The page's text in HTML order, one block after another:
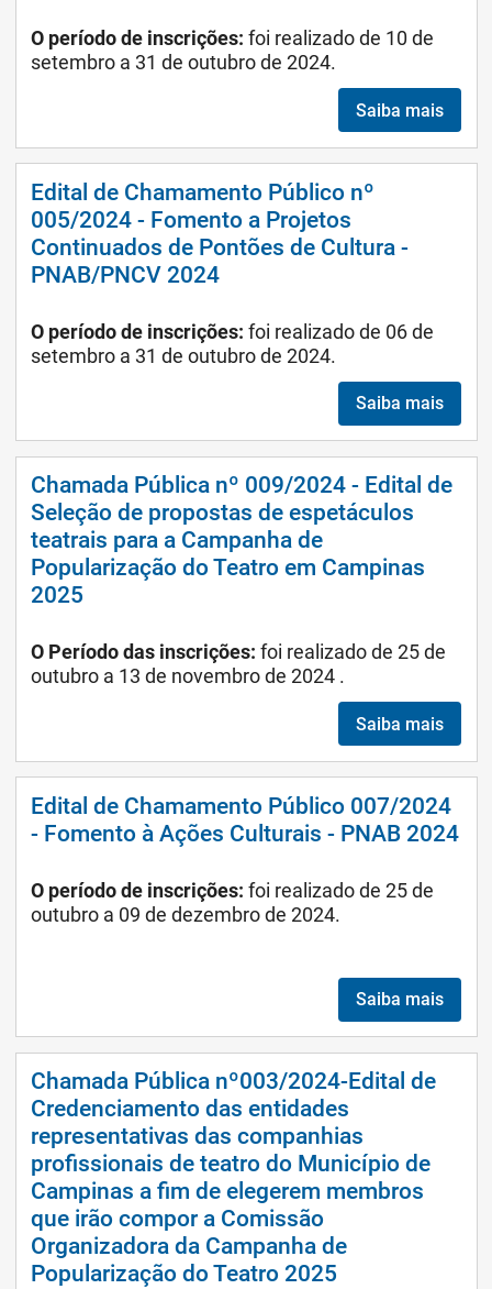
O período de inscrições: foi realizado de 10 de
setembro a 31 de outubro de 2024.
Saiba mais
Edital de Chamamento Público nº
005/2024 - Fomento a Projetos
Continuados de Pontões de Cultura -
PNAB/PNCV 2024
O período de inscrições: foi realizado de 06 de
setembro a 31 de outubro de 2024.
Saiba mais
Chamada Pública nº 009/2024 - Edital de
Seleção de propostas de espetáculos
teatrais para a Campanha de
Popularização do Teatro em Campinas
2025
O Período das inscrições: foi realizado de 25 de
outubro a 13 de novembro de 2024 .
Saiba mais
Edital de Chamamento Público 007/2024
- Fomento à Ações Culturais - PNAB 2024
O período de inscrições: foi realizado de 25 de
outubro a 09 de dezembro de 2024.
Saiba mais
Chamada Pública nº003/2024-Edital de
Credenciamento das entidades
representativas das companhias
profissionais de teatro do Município de
Campinas a fim de elegerem membros
que irão compor a Comissão
Organizadora da Campanha de
Popularização do Teatro 2025